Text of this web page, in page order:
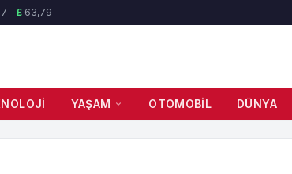
£ 63,79
YAŞAM OTOMOBIL DÜNYA